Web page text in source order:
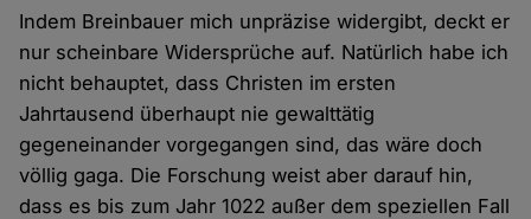
Indem Breinbauer mich unpräzise widergibt, deckt er
nur scheinbare Widersprüche auf. Natürlich habe ich
nicht behauptet, dass Christen im ersten
Jahrtausend überhaupt nie gewalttätig
gegeneinander vorgegangen sind, das wäre doch
völlig gaga. Die Forschung weist aber darauf hin,
dass es bis zum Jahr 1022 außer dem speziellen Fall